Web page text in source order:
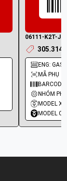
06111-K2T-
305.314
ENG:
MÃ PHỤ
MODEL
MODEL